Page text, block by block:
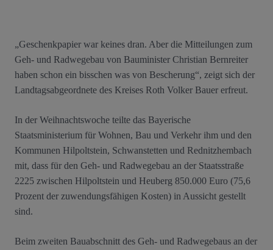
„Geschenkpapier war keines dran. Aber die Mitteilungen zum
Geh- und Radwegebau von Bauminister Christian Bernreiter
haben schon ein bisschen was von Bescherung“, zeigt sich der
Landtagsabgeordnete des Kreises Roth Volker Bauer erfreut.
In der Weihnachtswoche teilte das Bayerische
Staatsministerium für Wohnen, Bau und Verkehr ihm und den
Kommunen Hilpoltstein, Schwanstetten und Rednitzhembach
mit, dass für den Geh- und Radwegebau an der Staatsstraße
2225 zwischen Hilpoltstein und Heuberg 850.000 Euro (75,6
Prozent der zuwendungsfähigen Kosten) in Aussicht gestellt
sind.
Beim zweiten Bauabschnitt des Geh- und Radwegebaus an der